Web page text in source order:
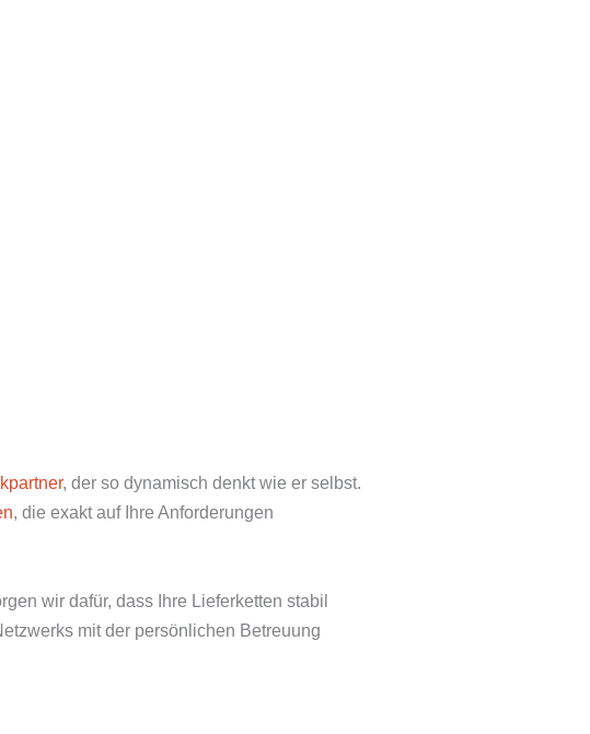
, der so dynamisch denkt wie er selbst.
, die exakt auf Ihre Anforderungen
wir dafür, dass Ihre Lieferketten stabil
mit der persönlichen Betreuung